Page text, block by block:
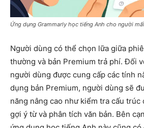
Ứng dụng Grammarly học tiếng Anh cho người
Người dùng có thể chọn lữa giữa
thường và bản Premium trả phí. Đối
người dùng được cung cấp các tính
dụng bản Premium, người dùng sẽ
năng nâng cao như kiểm tra cấu trúc
gợi ý từ và phân tích văn bản. Bên